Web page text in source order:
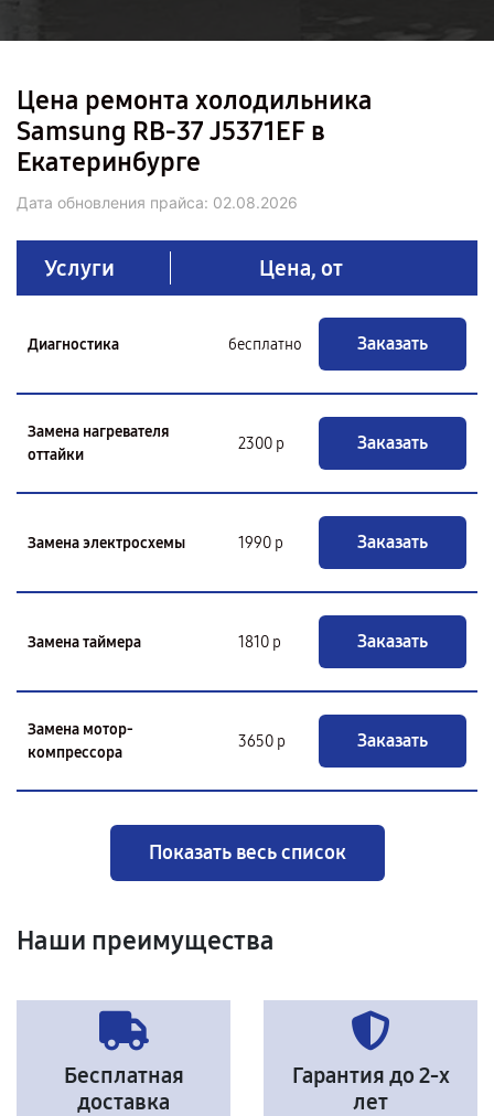
Цена ремонта холодильника
Samsung RB-37 J5371EF в
Екатеринбурге
Дата обновления прайса: 02.08.2026
Услуги Цена, от
Диагностика бесплатно Заказать
Замена нагревателя
оттайки
2300 р Заказать
Замена электросхемы 1990 р Заказать
Замена таймера 1810 р Заказать
Замена мотор-
компрессора
3650 р Заказать
Показать весь список
Наши преимущества
Бесплатная
доставка
Гарантия до 2-х
лет